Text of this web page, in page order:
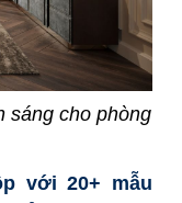
sáng cho phòng
với 20+ mẫu